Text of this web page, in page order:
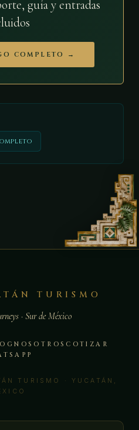
guía y entradas
COMPLETO →
TURISMO
· Sur de México
NOSOTROS COTIZAR
TURISMO · YUCATÁN,